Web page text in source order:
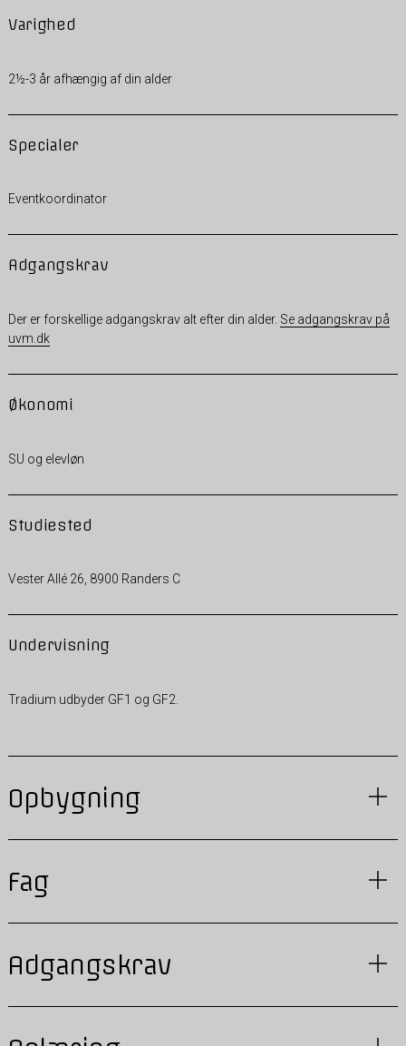
Varighed
2½-3 år afhængig af din alder
Specialer
Eventkoordinator
Adgangskrav
Der er forskellige adgangskrav alt efter din alder. Se adgangskrav på
uvm.dk
Økonomi
SU og elevløn
Studiested
Vester Allé 26, 8900 Randers C
Undervisning
Tradium udbyder GF1 og GF2.
Opbygning
Fag
Adgangskrav